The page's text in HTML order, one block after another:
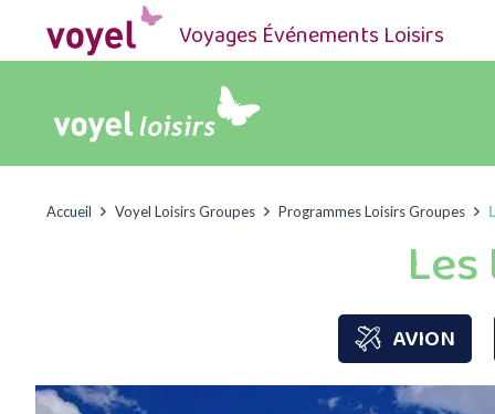
Voyages Événements Loisirs
Accueil Voyel Loisirs Groupes Programmes Loisirs Groupes
AVION